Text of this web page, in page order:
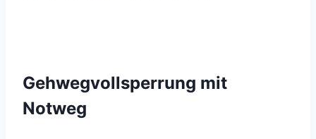
Gehwegvollsperrung mit
Notweg